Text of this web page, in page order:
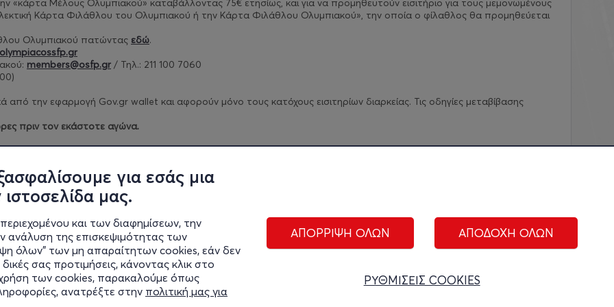
για εσάς μια
μας.
και των διαφημίσεων, την
ανάλυση της επισκεψιμότητας των
όλων" των μη απαραίτητων cookies, εάν δεν
σας προτιμήσεις, κάνοντας κλικ στο
χρήση των cookies, παρακαλούμε όπως
ανατρέξτε στην πολιτική μας για
ΑΠΟΡΡΙΨΗ ΟΛΩΝ ΑΠΟΔΟΧΗ ΟΛΩΝ
ΡΥΘΜΙΣΕΙΣ COOKIES
«κάρτα Μέλους Ολυμπιακού» καταβάλλοντας 75€ ετησίως, και για να προμηθευτούν εισιτήριο για τους μεμονωμένους
Κάρτα Φιλάθλου του Ολυμπιακού ή την Κάρτα Φιλάθλου Ολυμπιακού», την οποία ο φίλαθλος θα προμηθεύεται
Ολυμπιακού πατώντας εδώ.
members@osfp.gr / Τηλ.: 211 100 7060
από την εφαρμογή Gov.gr wallet και αφορούν μόνο τους κατόχους εισιτηρίων διαρκείας. Τις οδηγίες μεταβίβασης
πριν τον εκάστοτε αγώνα.
πατήστεεδώ.
ΑΚΟΛΟΥΘΗΣΤΕ ΜΑΣ: